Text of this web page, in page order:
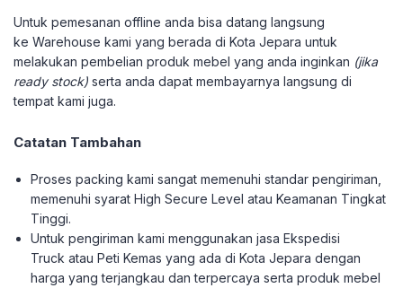
Untuk pemesanan offline anda bisa datang langsung
ke Warehouse kami yang berada di Kota Jepara untuk
melakukan pembelian produk mebel yang anda inginkan (jika
ready stock) serta anda dapat membayarnya langsung di
tempat kami juga.
Catatan Tambahan
Proses packing kami sangat memenuhi standar pengiriman,
memenuhi syarat High Secure Level atau Keamanan Tingkat
Tinggi.
Untuk pengiriman kami menggunakan jasa Ekspedisi
Truck atau Peti Kemas yang ada di Kota Jepara dengan
harga yang terjangkau dan terpercaya serta produk mebel